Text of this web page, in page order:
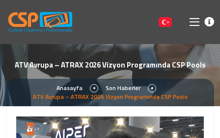
ATV Avrupa – ATRAX 2026 Vizyon Programında CSP Pools
Anasayfa
Son Haberler
ATV Avrupa – ATRAX 2026 Vizyon Programında CSP Pools